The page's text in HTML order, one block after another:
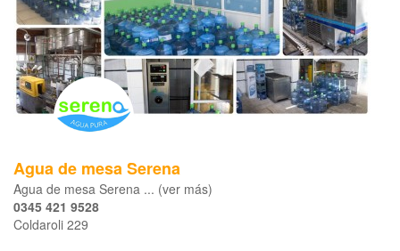
Agua de mesa Serena
Agua de mesa Serena ... (ver más)
0345 421 9528
Coldaroli 229